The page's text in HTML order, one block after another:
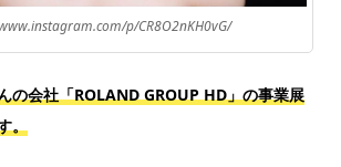
p/CR8O2nKH0vG/
の会社「ROLAND GROUP HD」の事業展
。